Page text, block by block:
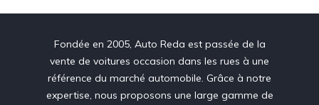
Fondée en 2005, Auto Reda est passée de la
vente de voitures occasion dans les rues à une
référence du marché automobile. Grâce à notre
expertise, nous proposons une large gamme de